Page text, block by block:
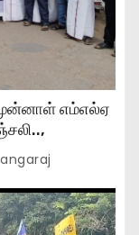
எம்எல்ஏ